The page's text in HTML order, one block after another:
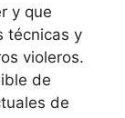
y que
técnicas y
violeros.
de
de